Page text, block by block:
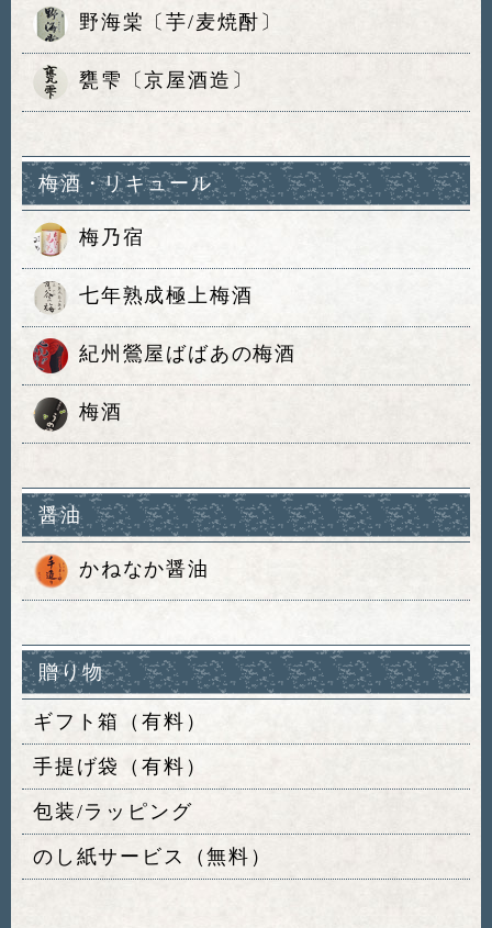
野海棠〔芋/麦焼酎〕
甕雫〔京屋酒造〕
梅酒・リキュール
梅乃宿
七年熟成極上梅酒
紀州鶯屋ばばあの梅酒
梅酒
醤油
かねなか醤油
贈り物
ギフト箱（有料）
手提げ袋（有料）
包装/ラッピング
のし紙サービス（無料）